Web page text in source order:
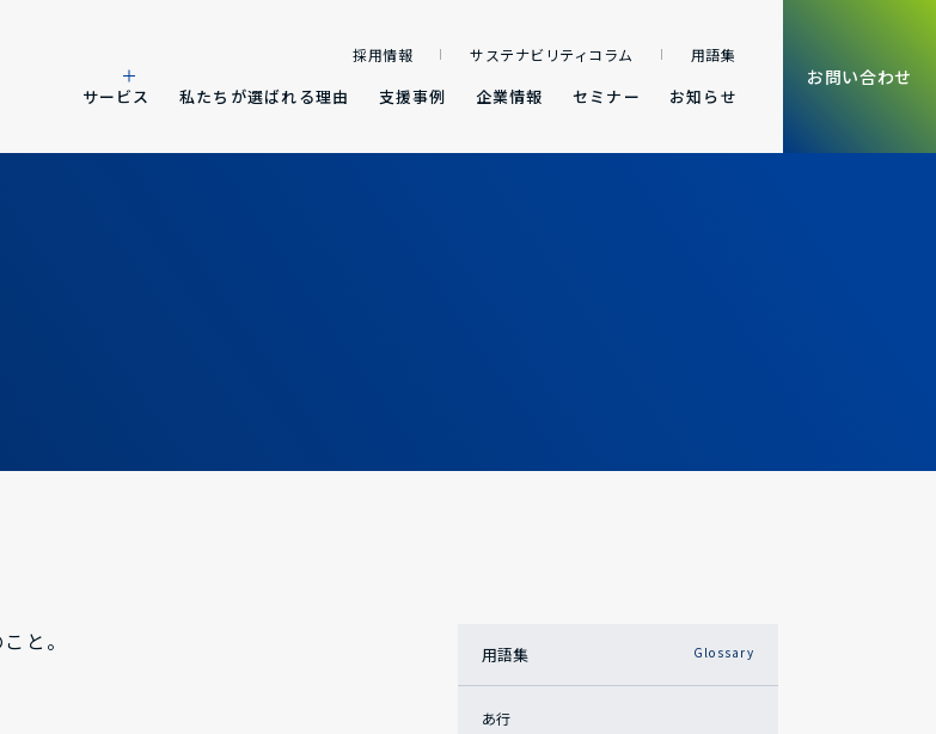
お問い合わせ
サービス 私たちが選ばれる理由 支援事例 企業情報 セミナー お知らせ
採用情報 サステナビリティコラム 用語集
と。
用語集 Glossary
あ行